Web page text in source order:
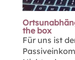
the box
Für uns ist